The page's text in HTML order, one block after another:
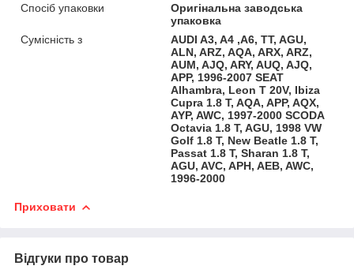
Спосіб упаковки
Оригінальна заводська
упаковка
Сумісність з
AUDI A3, A4 ,A6, TT, AGU,
ALN, ARZ, AQA, ARX, ARZ,
AUM, AJQ, ARY, AUQ, AJQ,
APP, 1996-2007 SEAT
Alhambra, Leon T 20V, Ibiza
Cupra 1.8 T, AQA, APP, AQX,
AYP, AWC, 1997-2000 SCODA
Octavia 1.8 T, AGU, 1998 VW
Golf 1.8 T, New Beatle 1.8 T,
Passat 1.8 T, Sharan 1.8 T,
AGU, AVC, APH, AEB, AWC,
1996-2000
Приховати
Відгуки про товар